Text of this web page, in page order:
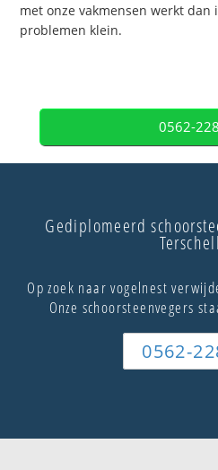
met onze vakmensen werkt dan
problemen klein.
0562-
Gediplomeerd
Op zoek naar vogelnest
Onze schoorsteenvegers
0562-